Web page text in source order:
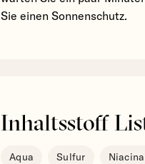
Sie einen Sonnenschutz.
Inhaltsstoff
Aqua Sulfur